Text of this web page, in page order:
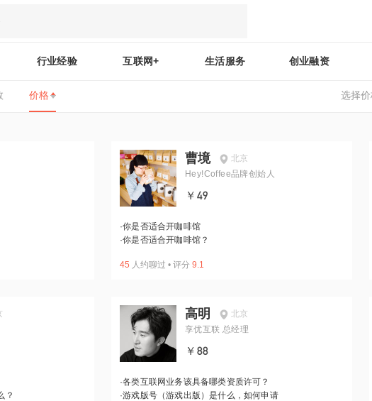
行业经验 互联网+ 生活服务 创业融资
价格 选择价
曹境
北京
Hey!Coffee品牌创始人
￥49
·你是否适合开咖啡馆
·你是否适合开咖啡馆？
45 人约聊过 • 评分 9.1
？
高明
北京
享优互联 总经理
￥88
·各类互联网业务该具备哪类资质许可？
·游戏版号（游戏出版）是什么，如何申请